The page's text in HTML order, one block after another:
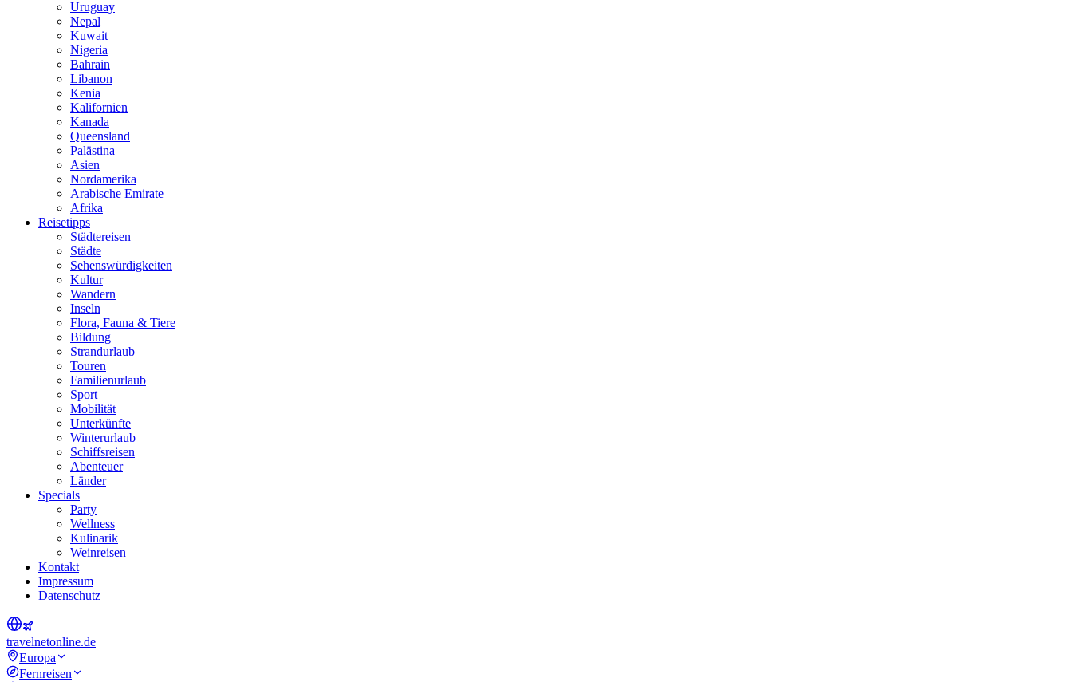
Uruguay
Nepal
Kuwait
Nigeria
Bahrain
Libanon
Kenia
Kalifornien
Kanada
Queensland
Palästina
Asien
Nordamerika
Arabische Emirate
Afrika
Reisetipps
Städtereisen
Städte
Sehenswürdigkeiten
Kultur
Wandern
Inseln
Flora, Fauna & Tiere
Bildung
Strandurlaub
Touren
Familienurlaub
Sport
Mobilität
Unterkünfte
Winterurlaub
Schiffsreisen
Abenteuer
Länder
Specials
Party
Wellness
Kulinarik
Weinreisen
Kontakt
Impressum
Datenschutz
travelnetonline.de
Europa
Fernreisen